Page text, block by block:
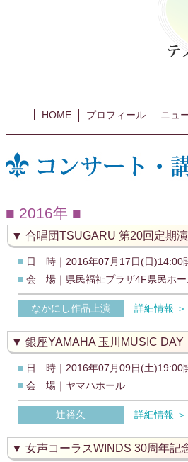
HOME プロフィール ニュ
2016年
合唱団TSUGARU 第20回定期
■ 日 時｜2016年07月17日(日)14:00
■ 会 場｜県民福祉プラザ4F県民ホー
なかにし作品上演 詳細情報 ＞
銀座YAMAHA 玉川MUSIC DAY
■ 日 時｜2016年07月09日(土)19:00
■ 会 場｜ヤマハホール
辻裕久 詳細情報 ＞
女声コーラスWINDS 30周年記